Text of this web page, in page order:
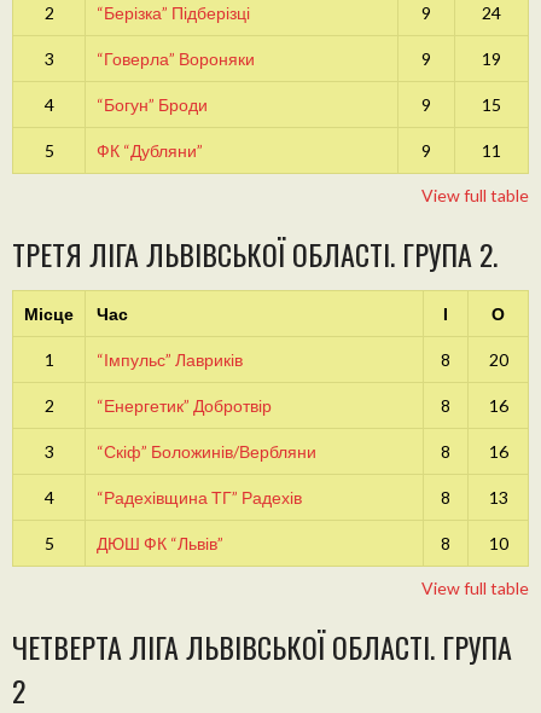
2 “Берізка” Підберізці 9 24
3 “Говерла” Вороняки 9 19
4 “Богун” Броди 9 15
5 ФК “Дубляни” 9 11
View full table
ТРЕТЯ ЛІГА ЛЬВІВСЬКОЇ ОБЛАСТІ. ГРУПА 2.
Місце Час І О
1 “Імпульс” Лавриків 8 20
2 “Енергетик” Добротвір 8 16
3 “Скіф” Боложинів/Вербляни 8 16
4 “Радехівщина ТГ” Радехів 8 13
5 ДЮШ ФК “Львів” 8 10
View full table
ЧЕТВЕРТА ЛІГА ЛЬВІВСЬКОЇ ОБЛАСТІ. ГРУПА
2